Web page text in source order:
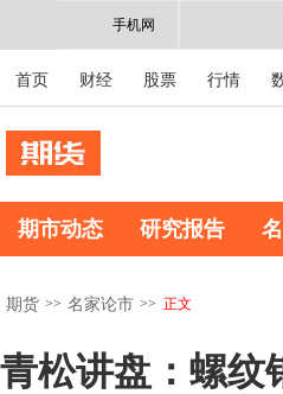
手机网
首页 财经 股票 行情
期市动态 研究报告
期货 >> 名家论市 >> 正文
青松讲盘：螺纹